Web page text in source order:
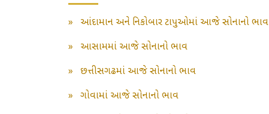
» આંદામાન અને નિકોબાર ટાપુઓમાં આજે સોનાનો ભાવ
»
આસામમાં આજે સોનાનો ભાવ
»
છત્તીસગઢમાં આજે સોનાનો ભાવ
»
ગોવામાં આજે સોનાનો ભાવ